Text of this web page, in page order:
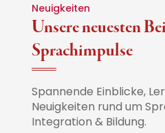
Neuigkeiten
Unsere neuesten
Sprachimpulse
Spannende Einblicke,
Neuigkeiten rund um
Integration & Bildung.